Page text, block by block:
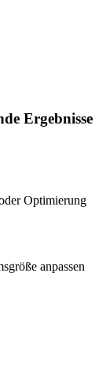
Ergebnisse
Optimierung
anpassen